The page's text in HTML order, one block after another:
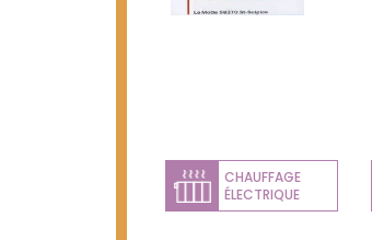
CHAUFFAGE
ÉLECTRIQUE